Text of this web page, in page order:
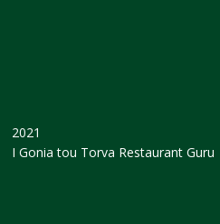
2021
I Gonia tou Torva Restaurant Guru